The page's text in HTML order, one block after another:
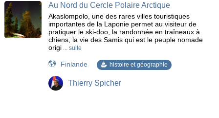
Au Nord du Cercle Polaire Arctique
Akaslompolo, une des rares villes touristiques
importantes de la Laponie permet au visiteur de
pratiquer le ski-doo, la randonnée en traîneaux à
chiens, la vie des Samis qui est le peuple nomade
origi... suite
Finlande histoire et géographie
Thierry Spicher